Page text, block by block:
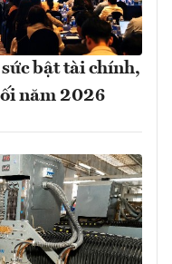
bật tài chính,
năm 2026